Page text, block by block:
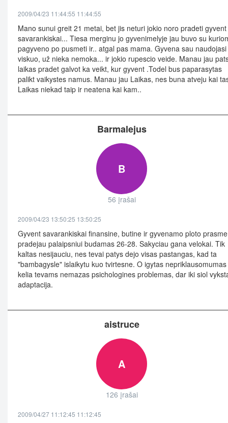
2009/04/23 11:44:55 11:44:55
Mano sunui greit 21 metai, bet jis neturi jokio noro pradeti gyvent
savarankiskai... Tiesa merginu jo gyvenimelyje jau buvo su
pagyveno po pusmeti ir.. atgal pas mama. Gyvena sau naudojasi
viskuo, už nieka nemoka... ir jokio rupescio veide. Manau jau
laikas pradet galvot ka veikt, kur gyvent .Todel bus paparasytas
palikt vaikystes namus. Manau jau Laikas, nes buna atveju kai
Laikas niekad taip ir neatena kai kam..
Barmalejus
B
56 įrašai
2009/04/23 13:50:25 13:50:25
Gyvent savarankiskai finansine, butine ir gyvenamo ploto prasme
pradejau palaipsniui budamas 26-28. Sakyciau gana velokai. Tik
kaltas nesijauciu, nes tevai patys dejo visas pastangas, kad ta
"bambagysle" islaikytu kuo tvirtesne. O igytas nepriklausomumas
kelia tevams nemazas psichologines problemas, dar iki siol
adaptacija.
aistruce
A
126 įrašai
2009/04/27 11:12:45 11:12:45